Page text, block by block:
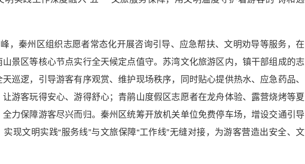
秦州区组织志愿者常态化开展咨询引导、应急帮扶、文明劝导等服务，在
景区等核心节点实行全天候定点值守。苏湾文化旅游区内，镇干部组成的志
巡逻，引导游客有序观赏、维护现场秩序，同时贴心提供热水、应急药品、
游客玩得安心、游得舒心；青鹃山度假区志愿者在龙舟体验、露营烧烤等夏
全力保障游客尽兴而归。秦州区统筹开放机关单位免费停车场，增设交通引导
现文明实践“服务线”与文旅保障“工作线”无缝对接，为游客营造出安全、文